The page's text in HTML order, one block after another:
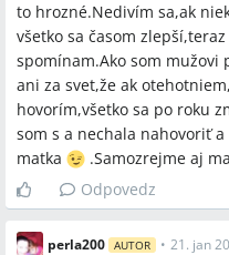
to hrozné.Nedivím sa,ak
všetko sa časom
spomínam.Ako som mužovi
ani za svet,že ak
hovorím,všetko sa po roku
som s a nechala nahovoriť
matka
.Samozrejme aj
Odpovedz
perla200 AUTOR • 21. jan